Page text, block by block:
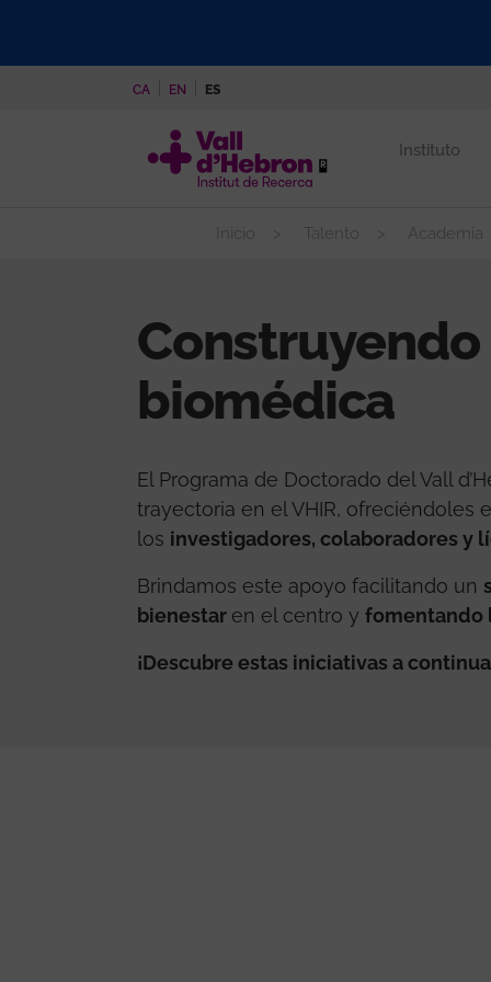
CA EN ES
Instituto
Talento Academia
biomédica
El Programa de Doctorado del Vall
trayectoria en el VHIR, ofreciéndoles el
los investigadores, colaboradores y
Brindamos este apoyo facilitando un
bienestar en el centro y fomentando
¡Descubre estas iniciativas a